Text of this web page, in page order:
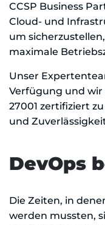
CCSP Business
Cloud- und
um
maximale
Unser
Verfügung und wir
27001 zertifiziert
und
DevOps
Die Zeiten, in
werden mussten,